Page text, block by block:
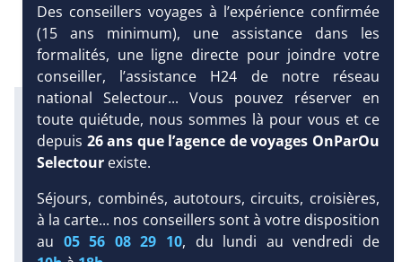
DEMANDE
Excursions en petit comité avec
notre partenaire Dominican
Attitude
Infos météo :
31 °C 185 mm
30 °C
Infos plages :
Dist.Distance:
Long.
Des conseillers voyages à l’expérience confirmée
(15 ans minimum), une assistance dans les
formalités, une ligne directe pour joindre votre
conseiller, l’assistance H24 de notre réseau
national Selectour... Vous pouvez réserver en
toute quiétude, nous sommes là pour vous et ce
depuis 26 ans que l’agence de voyages OnParOu
Selectour existe.
Séjours, combinés, autotours, circuits, croisières,
à la carte... nos conseillers sont à votre disposition
au 05 56 08 29 10, du lundi au vendredi de